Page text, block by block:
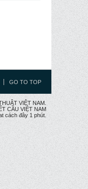
GO TO TOP
VIỆT NAM.
CÂU VIỆT NAM
cách đây 1 phút.